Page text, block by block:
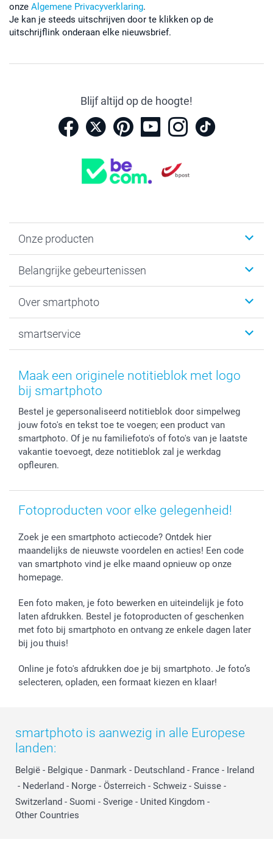
onze Algemene Privacyverklaring.
Je kan je steeds uitschrijven door te klikken op de
uitschrijflink onderaan elke nieuwsbrief.
Blijf altijd op de hoogte!
Onze producten
Fotogeschenken
Fotoprints, Fotoposter & Fotoalbum met fotoprints
MyNameBook
Stickers en Etiketten
Fotokaders, Decoratie en Snoepjes
Belangrijke gebeurtenissen
Baby
Communie- en Lentefeest
Geschenken voor hem
Afstuderen
Vaderdag
Verjaardag
Geboorte
Over smartphoto
Duurzaamheid
Voorwaarden
Herroepingsrecht
Wettelijke garantie
Privacybeleid
Cookiebeleid
Prijslijst
smartservice
smartgarantie
smartbonus
Grote bestellingen
Levering
Mijn orderstatus
smartfriends
Maak een originele notitieblok met logo
bij smartphoto
Bestel je gepersonaliseerd notitieblok door simpelweg
jouw foto's en tekst toe te voegen; een product van
smartphoto. Of je nu familiefoto's of foto's van je laatste
vakantie toevoegt, deze notitieblok zal je werkdag
opfleuren.
Fotoproducten voor elke gelegenheid!
Zoek je een smartphoto actiecode? Ontdek hier
maandelijks de nieuwste voordelen en acties! Een code
van smartphoto vind je elke maand opnieuw op onze
homepage.
Een foto maken, je foto bewerken en uiteindelijk je foto
laten afdrukken. Bestel je fotoproducten of geschenken
met foto bij smartphoto en ontvang ze enkele dagen later
bij jou thuis!
Online je foto's afdrukken doe je bij smartphoto. Je foto’s
selecteren, opladen, een formaat kiezen en klaar!
smartphoto is aanwezig in alle Europese
landen:
België - Belgique - Danmark - Deutschland - France - Ireland
- Nederland - Norge - Österreich - Schweiz - Suisse -
Switzerland - Suomi - Sverige - United Kingdom -
Other Countries